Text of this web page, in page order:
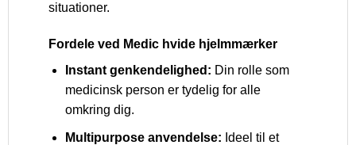
situationer.
Fordele ved Medic hvide hjelmmærker
Instant genkendelighed: Din rolle som
medicinsk person er tydelig for alle
omkring dig.
Multipurpose anvendelse: Ideel til et